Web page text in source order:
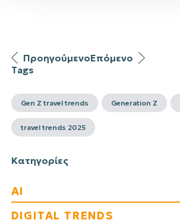
ΠροηγούμενοΕπόμενο
Tags
Gen Z travel trends Generation Z
travel trends 2025
Κατηγορίες
AI
DIGITAL TRENDS